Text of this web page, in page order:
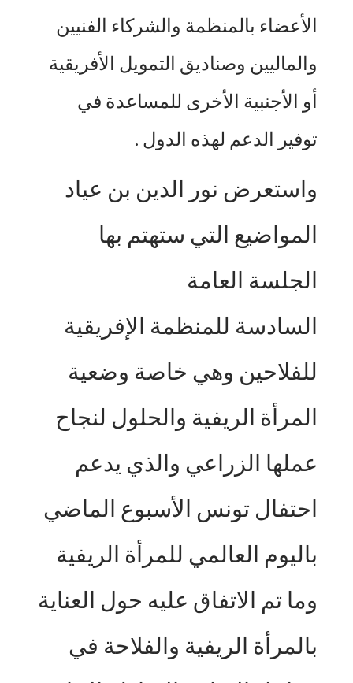
الأعضاء بالمنظمة والشركاء الفنيين
والماليين وصناديق التمويل الأفريقية
أو الأجنبية الأخرى للمساعدة في
توفير الدعم لهذه الدول .
واستعرض نور الدين بن عياد
المواضيع التي ستهتم بها
الجلسة العامة
السادسة للمنظمة الإفريقية
للفلاحين وهي خاصة وضعية
المرأة الريفية والحلول لنجاح
عملها الزراعي والذي يدعم
احتفال تونس الأسبوع الماضي
باليوم العالمي للمرأة الريفية
وما تم الاتفاق عليه حول العناية
بالمرأة الريفية والفلاحة في